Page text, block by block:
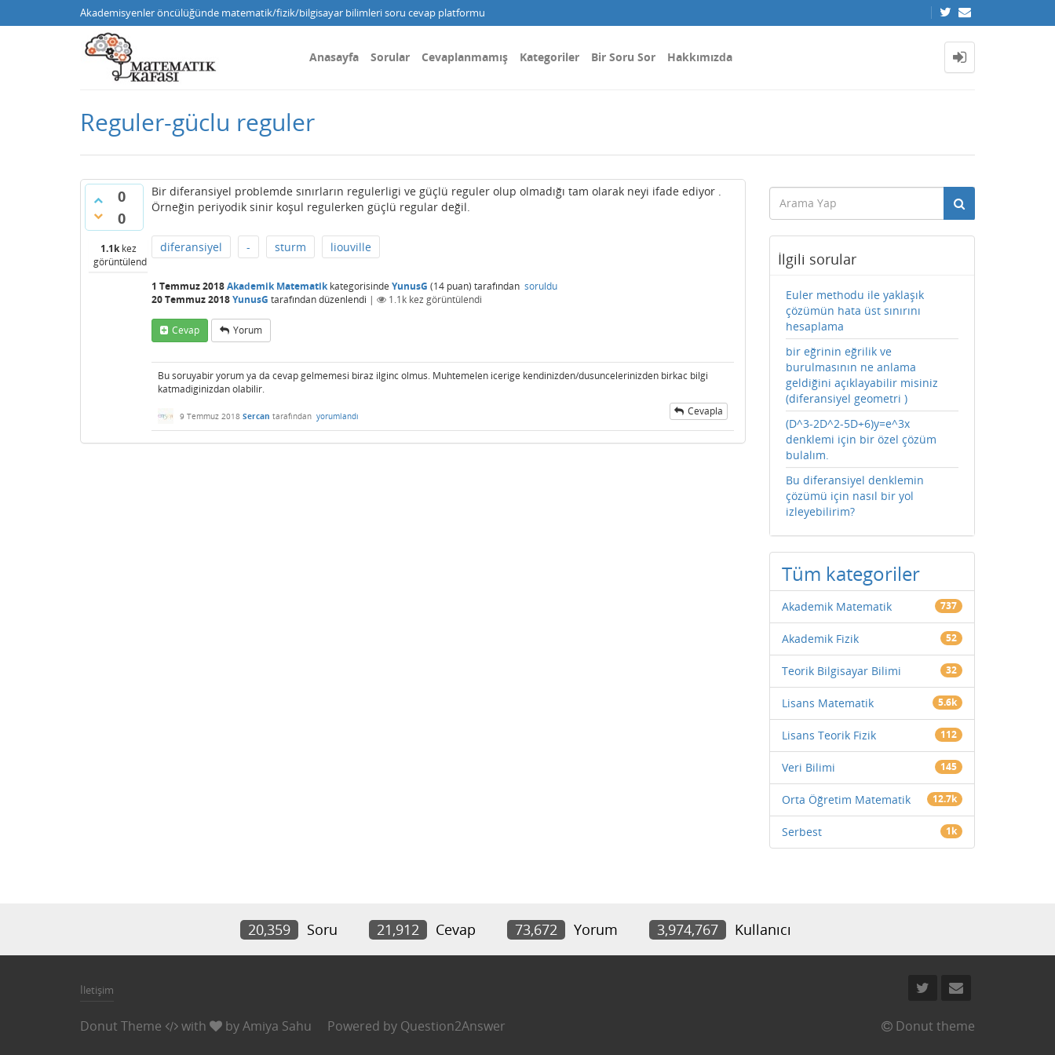
Akademisyenler öncülüğünde matematik/fizik/bilgisayar bilimleri soru cevap platformu
Anasayfa Sorular Cevaplanmamış Kategoriler Bir Soru Sor Hakkımızda
Reguler-güclu reguler
0
0
1.1kkez
görüntülendi
Bir diferansiyel problemde sınırların regulerligi ve güçlü reguler olup olmadığı tam olarak neyi ifade ediyor .
Örneğin periyodik sinir koşul regulerken güçlü regular değil.
diferansiyel - sturm liouville
1 Temmuz 2018Akademik Matematikkategorisinde YunusG (14 puan) tarafından soruldu
20 Temmuz 2018YunusG tarafındandüzenlendi | 1.1k kez görüntülendi
Cevap Yorum
Bu soruyabir yorum ya da cevap gelmemesi biraz ilginc olmus. Muhtemelen icerige kendinizden/dusuncelerinizden birkac bilgi
katmadiginizdan olabilir.
9 Temmuz 2018 Sercan tarafından yorumlandı Cevapla
İlgili sorular
Euler methodu ile yaklaşık
çözümün hata üst sınırını
hesaplama
bir eğrinin eğrilik ve
burulmasının ne anlama
geldiğini açıklayabilir misiniz
(diferansiyel geometri )
(D^3-2D^2-5D+6)y=e^3x
denklemi için bir özel çözüm
bulalım.
Bu diferansiyel denklemin
çözümü için nasıl bir yol
izleyebilirim?
Tüm kategoriler
Akademik Matematik 737
Akademik Fizik 52
Teorik Bilgisayar Bilimi 32
Lisans Matematik 5.6k
Lisans Teorik Fizik 112
Veri Bilimi 145
Orta Öğretim Matematik 12.7k
Serbest 1k
20,359 Soru 21,912 Cevap 73,672 Yorum 3,974,767 Kullanıcı
İletişim
Donut Theme with byAmiya Sahu Powered by Question2Answer Donut theme